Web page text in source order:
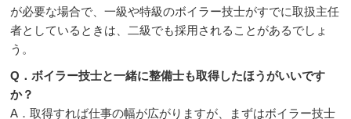
が必要な場合で、一級や特級のボイラー技士がすでに取扱主任
者としているときは、二級でも採用されることがあるでしょ
う。
Q．ボイラー技士と一緒に整備士も取得したほうがいいです
か？
A．取得すれば仕事の幅が広がりますが、まずはボイラー技士